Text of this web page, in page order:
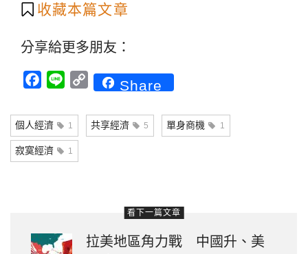
收藏本篇文章
分享給更多朋友：
Facebook
Line CopyShare
個人經濟 1 共享經濟 5 單身商機 1
寂寞經濟 1
看下一篇文章
拉美地區角力戰 中國升、美